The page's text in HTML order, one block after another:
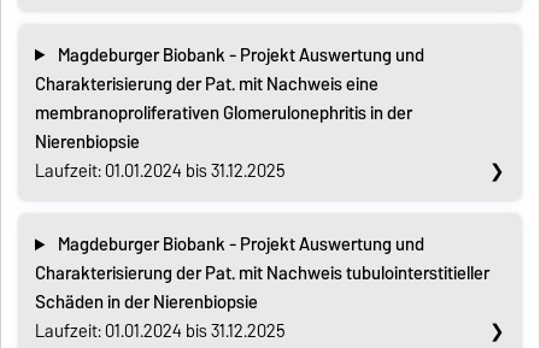
Magdeburger Biobank - Projekt Auswertung und
Charakterisierung der Pat. mit Nachweis eine
membranoproliferativen Glomerulonephritis in der
Nierenbiopsie
Laufzeit: 01.01.2024 bis 31.12.2025
Magdeburger Biobank - Projekt Auswertung und
Charakterisierung der Pat. mit Nachweis tubulointerstitieller
Schäden in der Nierenbiopsie
Laufzeit: 01.01.2024 bis 31.12.2025